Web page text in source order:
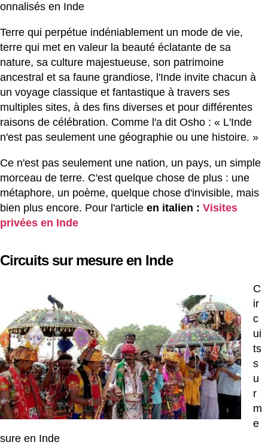
onnalisés en Inde
Terre qui perpétue indéniablement un mode de vie,
terre qui met en valeur la beauté éclatante de sa
nature, sa culture majestueuse, son patrimoine
ancestral et sa faune grandiose, l'Inde invite chacun à
un voyage classique et fantastique à travers ses
multiples sites, à des fins diverses et pour différentes
raisons de célébration. Comme l'a dit Osho : « L'Inde
n'est pas seulement une géographie ou une histoire. »
Ce n'est pas seulement une nation, un pays, un simple
morceau de terre. C'est quelque chose de plus : une
métaphore, un poème, quelque chose d'invisible, mais
bien plus encore. Pour l'article en italien : Visites
privées en Inde
Circuits sur mesure en Inde
C
ir
c
ui
ts
s
u
r
m
e
sure en Inde